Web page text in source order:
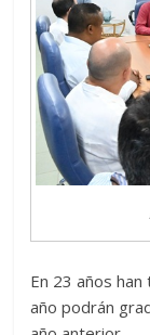
En 23 años
año podrán